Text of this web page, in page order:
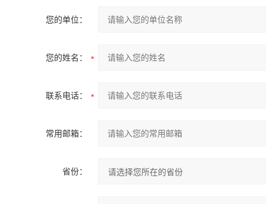
您的单位：
您的姓名：
联系电话：
常用邮箱：
省份：